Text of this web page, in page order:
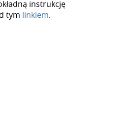
instrukcję
tym linkiem.